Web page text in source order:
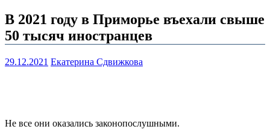
В 2021 году в Приморье въехали свыше
50 тысяч иностранцев
29.12.2021 Екатерина Сдвижкова
Не все они оказались законопослушными.